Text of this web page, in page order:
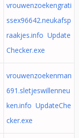
vrouwenzoekengrati
ssex96642.neukafsp
raakjes.info Update
Checker.exe
vrouwenzoekenman
691.sletjeswillenneu
ken.info UpdateChe
cker.exe